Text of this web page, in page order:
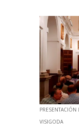
PRESENTACIÓN
VISIGODA